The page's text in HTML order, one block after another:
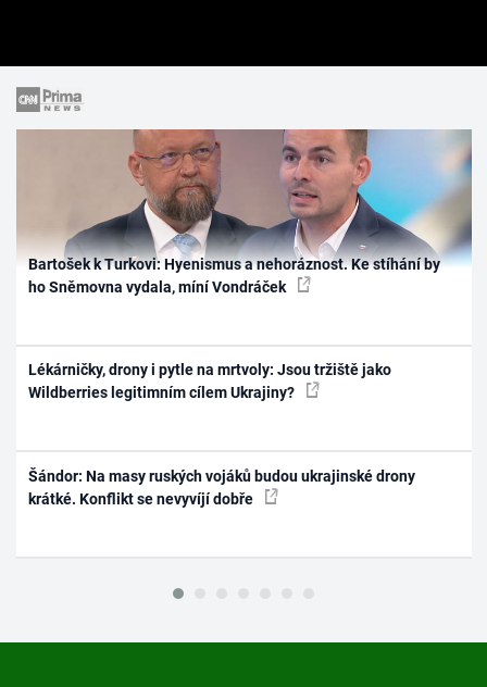
Bartošek k Turkovi: Hyenismus a nehoráznost. Ke stíhání by
ho Sněmovna vydala, míní Vondráček
Lékárničky, drony i pytle na mrtvoly: Jsou tržiště jako
Wildberries legitimním cílem Ukrajiny?
Šándor: Na masy ruských vojáků budou ukrajinské drony
krátké. Konflikt se nevyvíjí dobře